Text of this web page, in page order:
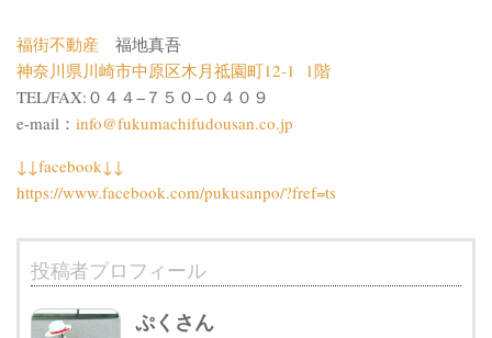
福街不動産 福地真吾
神奈川県川崎市中原区木月祗園町12-1 1階
TEL/FAX:０４４−７５０−０４０９
e-mail： info@fukumachifudousan.co.jp
↓↓facebook↓↓
https://www.facebook.com/pukusanpo/?fref=ts
投稿者プロフィール
ぷくさん